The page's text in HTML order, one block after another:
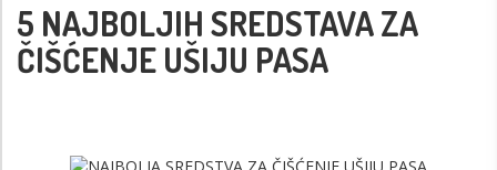
5 NAJBOLJIH SREDSTAVA ZA
ČIŠĆENJE UŠIJU PASA